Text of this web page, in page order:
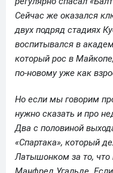
Сейчас же оказался
двух подряд стадиях
воспитывался в
который рос в
по-новому уже как
Но если мы говорим
нужно сказать и про
Два с половиной
«Спартака», который
Латышонком за то, что